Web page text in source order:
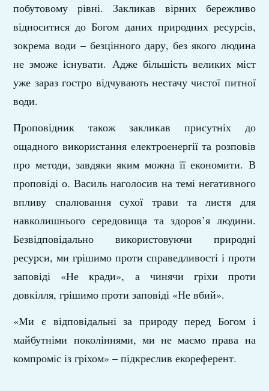
побутовому рівні. Закликав вірних бережливо
відноситися до Богом даних природних ресурсів,
зокрема води – безцінного дару, без якого людина
не зможе існувати. Адже більшість великих міст
уже зараз гостро відчувають нестачу чистої питної
води.
Проповідник також закликав присутніх до
ощадного використання електроенергії та розповів
про методи, завдяки яким можна її економити. В
проповіді о. Василь наголосив на темі негативного
впливу спалювання сухої трави та листя для
навколишнього середовища та здоров’я людини.
Безвідповідально використовуючи природні
ресурси, ми грішимо проти справедливості і проти
заповіді «Не кради», а чинячи гріхи проти
довкілля, грішимо проти заповіді «Не вбий».
«Ми є відповідальні за природу перед Богом і
майбутніми поколіннями, ми не маємо права на
компроміс із гріхом» – підкреслив екореферент.